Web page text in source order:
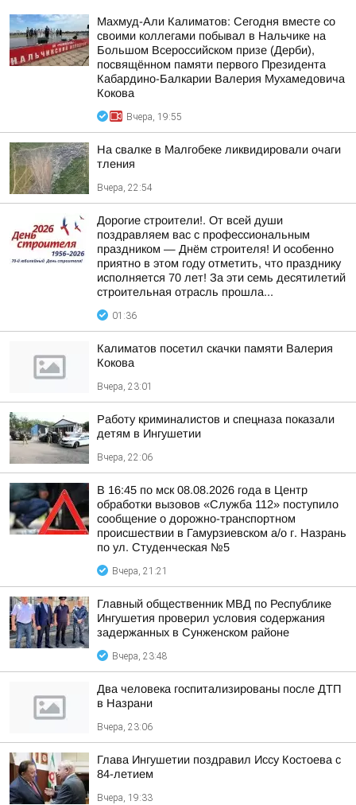
Махмуд-Али Калиматов: Сегодня вместе со
своими коллегами побывал в Нальчике на
Большом Всероссийском призе (Дерби),
посвящённом памяти первого Президента
Кабардино-Балкарии Валерия Мухамедовича
Кокова
Вчера, 19:55
На свалке в Малгобеке ликвидировали очаги
тления
Вчера, 22:54
Дорогие строители!. От всей души
поздравляем вас с профессиональным
праздником — Днём строителя! И особенно
приятно в этом году отметить, что празднику
исполняется 70 лет! За эти семь десятилетий
строительная отрасль прошла...
01:36
Калиматов посетил скачки памяти Валерия
Кокова
Вчера, 23:01
Работу криминалистов и спецназа показали
детям в Ингушетии
Вчера, 22:06
В 16:45 по мск 08.08.2026 года в Центр
обработки вызовов «Служба 112» поступило
сообщение о дорожно-транспортном
происшествии в Гамурзиевском а/о г. Назрань
по ул. Студенческая №5
Вчера, 21:21
Главный общественник МВД по Республике
Ингушетия проверил условия содержания
задержанных в Сунженском районе
Вчера, 23:48
Два человека госпитализированы после ДТП
в Назрани
Вчера, 23:06
Глава Ингушетии поздравил Иссу Костоева с
84-летием
Вчера, 19:33